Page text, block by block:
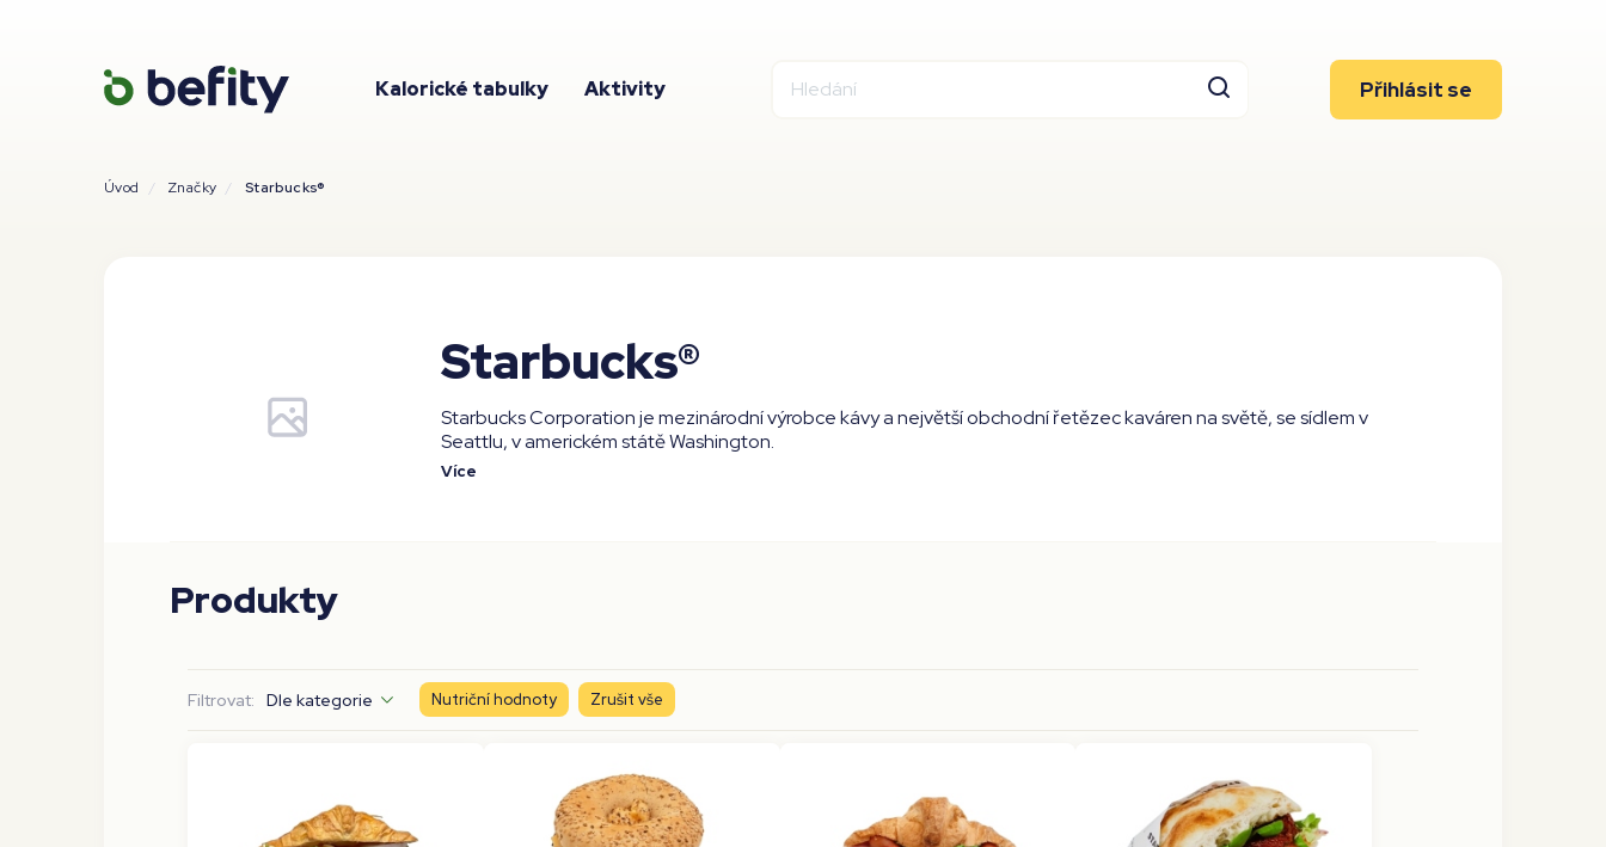
Kalorické tabulky Aktivity Přihlásit se
Úvod Značky Starbucks®
Starbucks®
Starbucks Corporation je mezinárodní výrobce kávy a největší obchodní řetězec kaváren na světě, se sídlem v
Seattlu, v americkém státě Washington.
Více
Produkty
Filtrovat: Dle kategorie Nutriční hodnoty Zrušit vše